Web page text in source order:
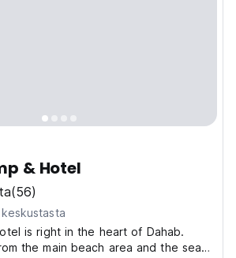
& Hotel
(56)
is right in the heart of Dahab.
the main beach area and the sea